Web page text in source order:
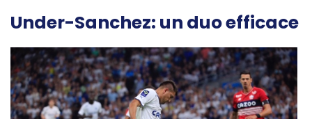
Under-Sanchez: un duo efficace